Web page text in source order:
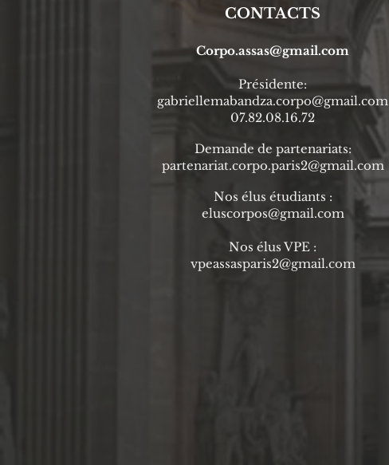
CONTACTS
Corpo.assas@gmail.com
Présidente:
gabriellemabandza.corpo@gmail.com
07.82.08.16.72
Demande de partenariats:
partenariat.corpo.paris2@gmail.com
Nos élus étudiants :
eluscorpos@gmail.com
Nos élus VPE :
vpeassasparis2@gmail.com